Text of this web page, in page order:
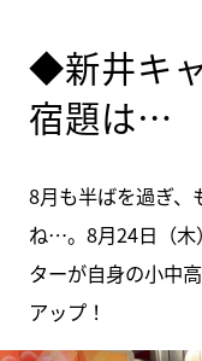
◆新井キ
宿題は…
8月も半ばを過ぎ、
ね…。8月24日（木
ターが自身の小中
アップ！